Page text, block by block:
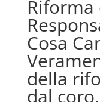
Riforma
Cosa
della
dal